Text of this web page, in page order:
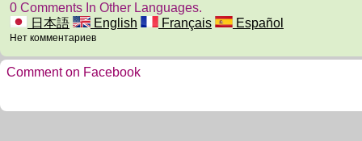
0 Comments In Other Languages.
日本語
English Français Español
Нет комментариев
Comment on Facebook